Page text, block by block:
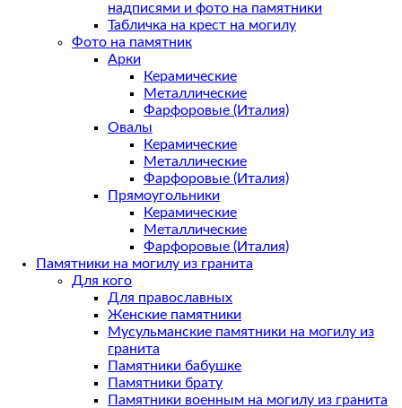
надписями и фото на памятники
Табличка на крест на могилу
Фото на памятник
Арки
Керамические
Металлические
Фарфоровые (Италия)
Овалы
Керамические
Металлические
Фарфоровые (Италия)
Прямоугольники
Керамические
Металлические
Фарфоровые (Италия)
Памятники на могилу из гранита
Для кого
Для православных
Женские памятники
Мусульманские памятники на могилу из
гранита
Памятники бабушке
Памятники брату
Памятники военным на могилу из гранита